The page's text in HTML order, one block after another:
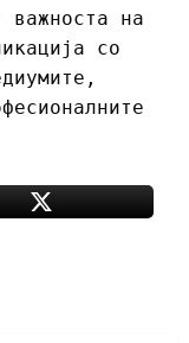
важноста на
со